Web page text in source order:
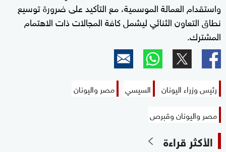
واستقدام العمالة الموسمية، مع التأكيد على ضرورة توسيع
نطاق التعاون الثنائي ليشمل كافة المجالات ذات الاهتمام
المشترك.
رئيس وزراء اليونان السيسي
مصر واليونان
مصر واليونان وقبرص
الأكثر قراءة